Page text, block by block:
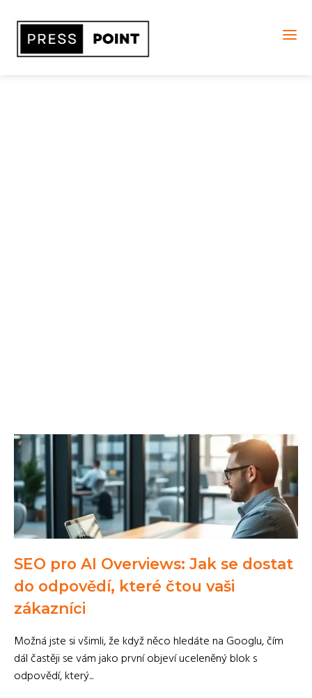
SEO pro AI Overviews: Jak se dostat
do odpovědí, které čtou vaši
zákazníci
Možná jste si všimli, že když něco hledáte na Googlu, čím
dál častěji se vám jako první objeví uceleněný blok s
odpovědí, který...